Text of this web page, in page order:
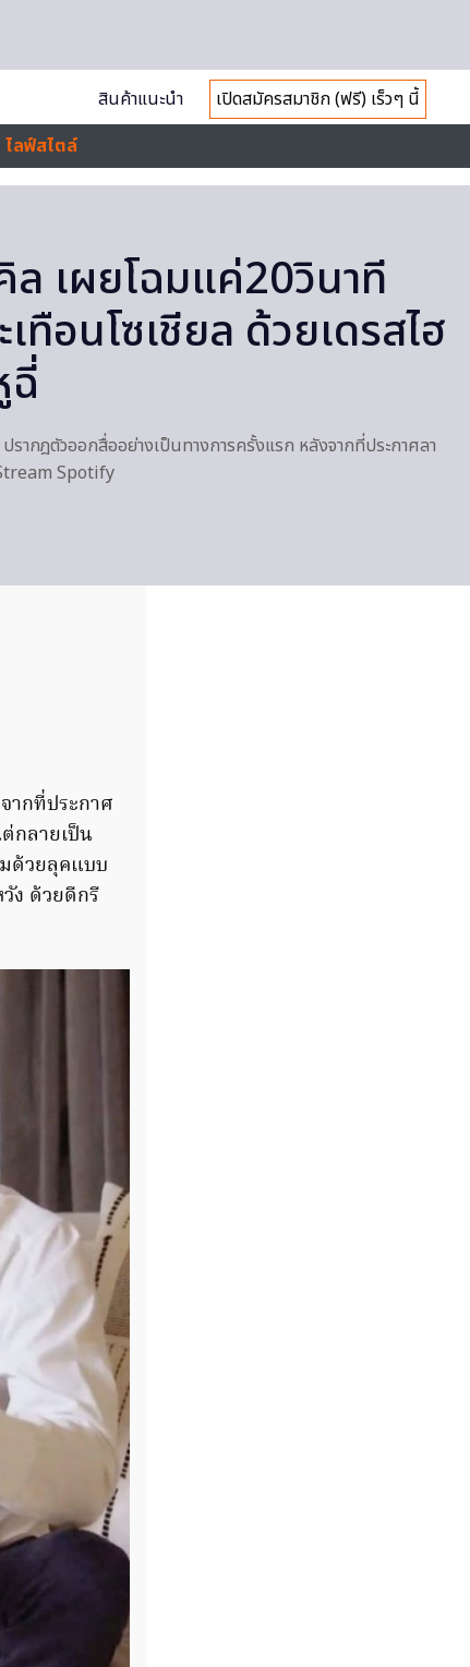
สินค้าแนะนำ
เปิดสมัครสมาชิก (ฟรี) เร็วๆ นี้
ไลฟ์สไตล์
ล เผยโฉมแค่20วินาที
ทือนโซเชียล ด้วยเดรสไฮ
ปรากฎตัวออกสื่ออย่างเป็นทางการครั้งแรก หลังจากที่ประกาศลา
Spotify
ากที่ประกาศ
กลายเป็น
ด้วยลุคแบบ
ง ด้วยดีกรี